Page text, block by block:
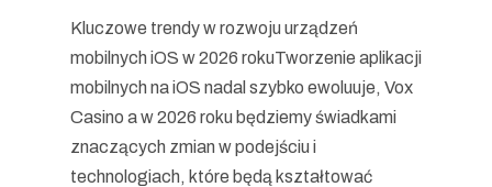
Kluczowe trendy w rozwoju urządzeń
mobilnych iOS w 2026 rokuTworzenie aplikacji
mobilnych na iOS nadal szybko ewoluuje, Vox
Casino a w 2026 roku będziemy świadkami
znaczących zmian w podejściu i
technologiach, które będą kształtować